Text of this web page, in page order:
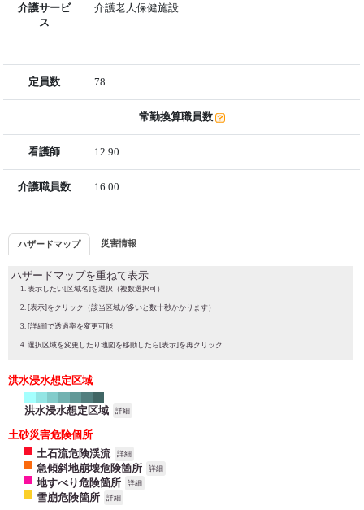
介護サービ
ス
介護老人保健施設
定員数 78
常勤換算職員数
看護師 12.90
介護職員数 16.00
ハザードマップ 災害情報
ハザードマップを重ねて表示
表示したい[区域名]を選択（複数選択可）
[表示]をクリック（該当区域が多いと数十秒かかります）
[詳細]で透過率を変更可能
選択区域を変更したり地図を移動したら[表示]を再クリック
洪水浸水想定区域
洪水浸水想定区域 詳細
土砂災害危険個所
土石流危険渓流
詳細
急傾斜地崩壊危険箇所 詳細
地すべり危険箇所 詳細
雪崩危険箇所 詳細